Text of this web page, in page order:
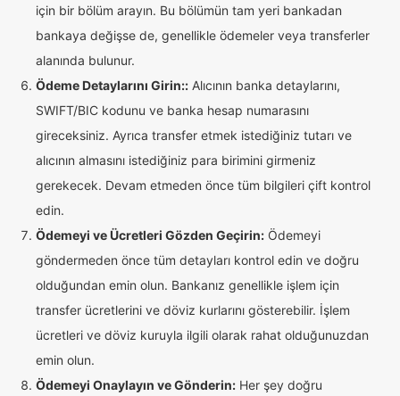
için bir bölüm arayın. Bu bölümün tam yeri bankadan
bankaya değişse de, genellikle ödemeler veya transferler
alanında bulunur.
Ödeme Detaylarını Girin:: Alıcının banka detaylarını,
SWIFT/BIC kodunu ve banka hesap numarasını
gireceksiniz. Ayrıca transfer etmek istediğiniz tutarı ve
alıcının almasını istediğiniz para birimini girmeniz
gerekecek. Devam etmeden önce tüm bilgileri çift kontrol
edin.
Ödemeyi ve Ücretleri Gözden Geçirin: Ödemeyi
göndermeden önce tüm detayları kontrol edin ve doğru
olduğundan emin olun. Bankanız genellikle işlem için
transfer ücretlerini ve döviz kurlarını gösterebilir. İşlem
ücretleri ve döviz kuruyla ilgili olarak rahat olduğunuzdan
emin olun.
Ödemeyi Onaylayın ve Gönderin: Her şey doğru